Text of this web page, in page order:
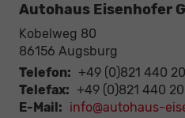
Autohaus Eisenhofer
Kobelweg 80
86156 Augsburg
Telefon: +49 (0)821 440
Telefax: +49 (0)821 440
E-Mail: info@autohaus-